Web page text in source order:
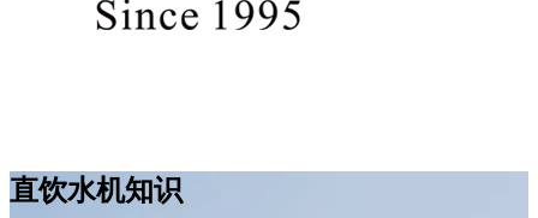
直饮水机知识